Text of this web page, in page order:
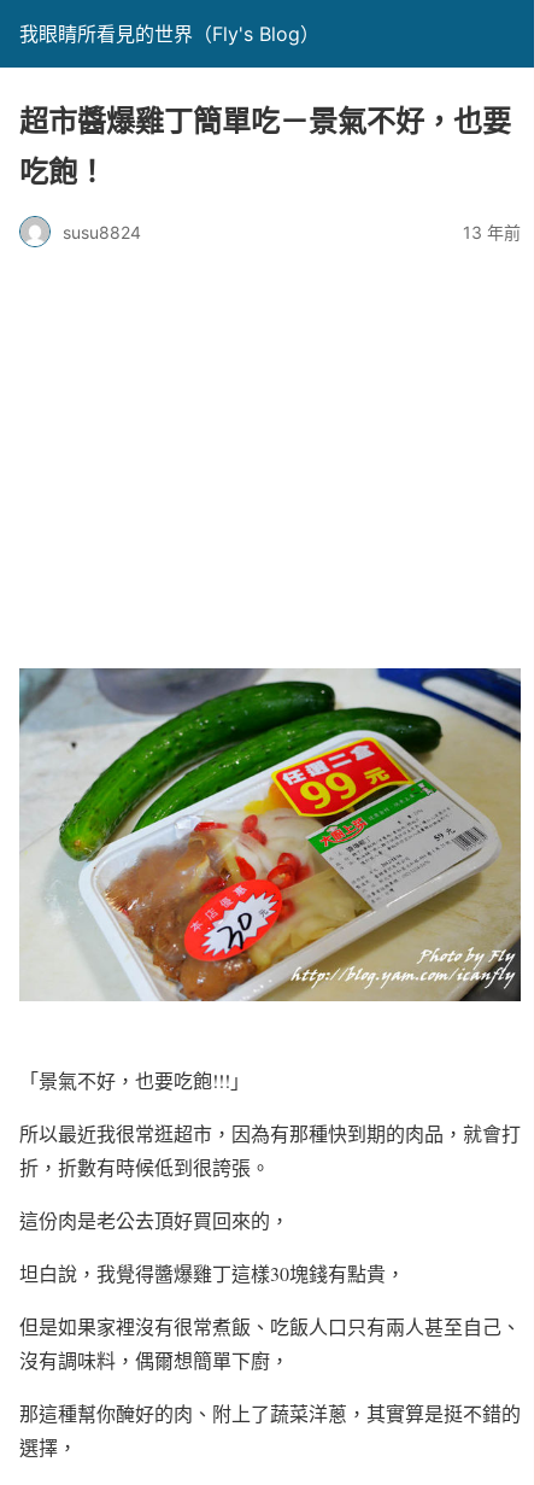
我眼睛所看見的世界（Fly's Blog）
超市醬爆雞丁簡單吃－景氣不好，也要
吃飽！
susu8824 13 年前
「景氣不好，也要吃飽!!!」
所以最近我很常逛超市，因為有那種快到期的肉品，就會打
折，折數有時候低到很誇張。
這份肉是老公去頂好買回來的，
坦白說，我覺得醬爆雞丁這樣30塊錢有點貴，
但是如果家裡沒有很常煮飯、吃飯人口只有兩人甚至自己、
沒有調味料，偶爾想簡單下廚，
那這種幫你醃好的肉、附上了蔬菜洋蔥，其實算是挺不錯的
選擇，